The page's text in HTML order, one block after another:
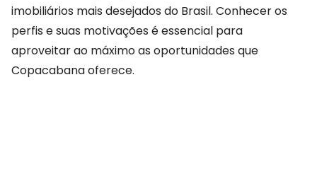
imobiliários mais desejados do Brasil. Conhecer os
perfis e suas motivações é essencial para
aproveitar ao máximo as oportunidades que
Copacabana oferece.